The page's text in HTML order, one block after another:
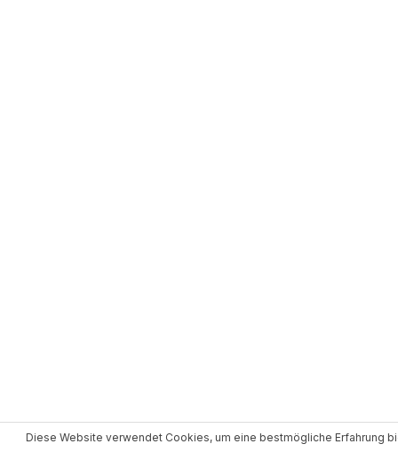
Diese Website verwendet Cookies, um eine bestmögliche Erfahrung